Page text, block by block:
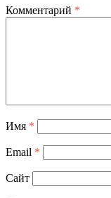
Комментарий *
Имя *
Email *
Сайт